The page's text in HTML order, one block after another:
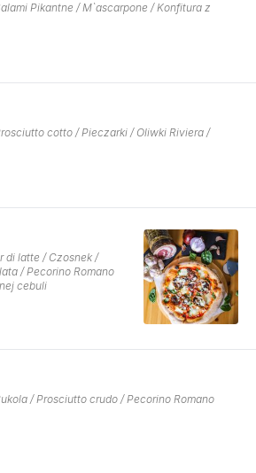
Pikantne / M`ascarpone / Konfitura z
cotto / Pieczarki / Oliwki Riviera /
di latte / Czosnek /
/ Pecorino Romano
cebuli
/ Prosciutto crudo / Pecorino Romano